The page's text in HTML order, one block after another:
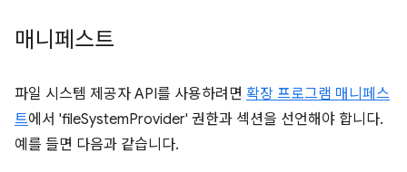
매니페스트
파일 시스템 제공자 API를 사용하려면 확장 프로그램 매니페스
트에서 'fileSystemProvider' 권한과 섹션을 선언해야 합니다.
예를 들면 다음과 같습니다.